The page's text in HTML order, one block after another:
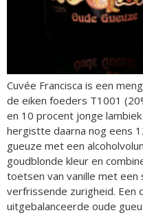
Cuvée Francisca is een
de eiken foeders T1001
en 10 procent jonge
hergistte daarna nog eens
gueuze met een
goudblonde kleur en
toetsen van vanille met een
verfrissende zurigheid. Een
uitgebalanceerde oude